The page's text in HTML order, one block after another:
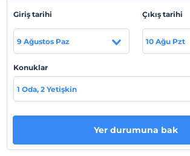
Haritada Göster
Otel koşulları
Check/in
En erken saat 13:00 ve sonrası
Check/out
Giriş tarihi
9 Ağustos Paz
Çıkış tarihi
10 Ağu Pzt
Konuklar
1 Oda, 2 Yetişkin
Yer durumuna bak